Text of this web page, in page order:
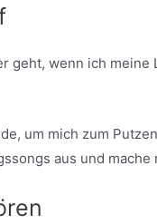
geht, wenn ich meine
um mich zum
aus und mache